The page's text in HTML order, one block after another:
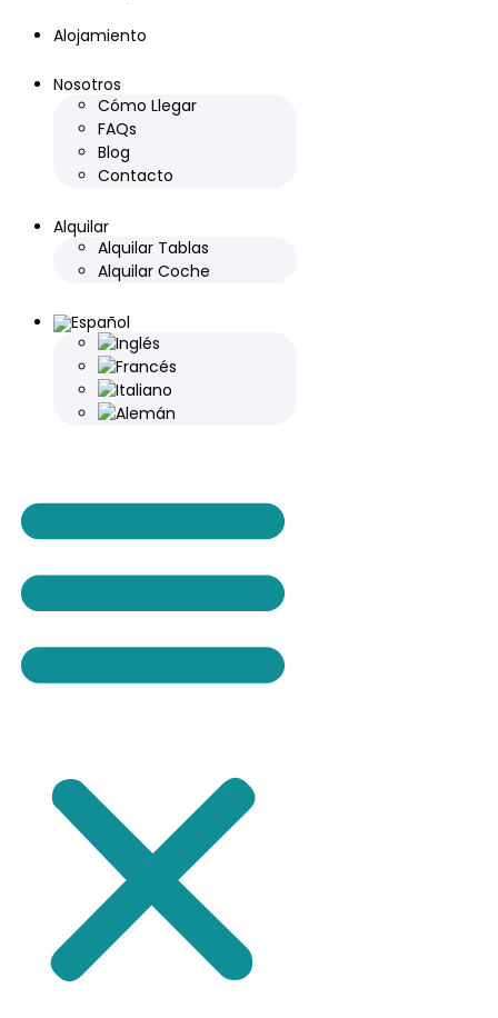
Alojamiento
Nosotros
Cómo Llegar
FAQs
Blog
Contacto
Alquilar
Alquilar Tablas
Alquilar Coche